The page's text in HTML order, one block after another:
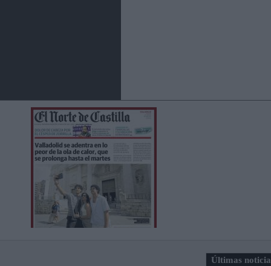
Últimas